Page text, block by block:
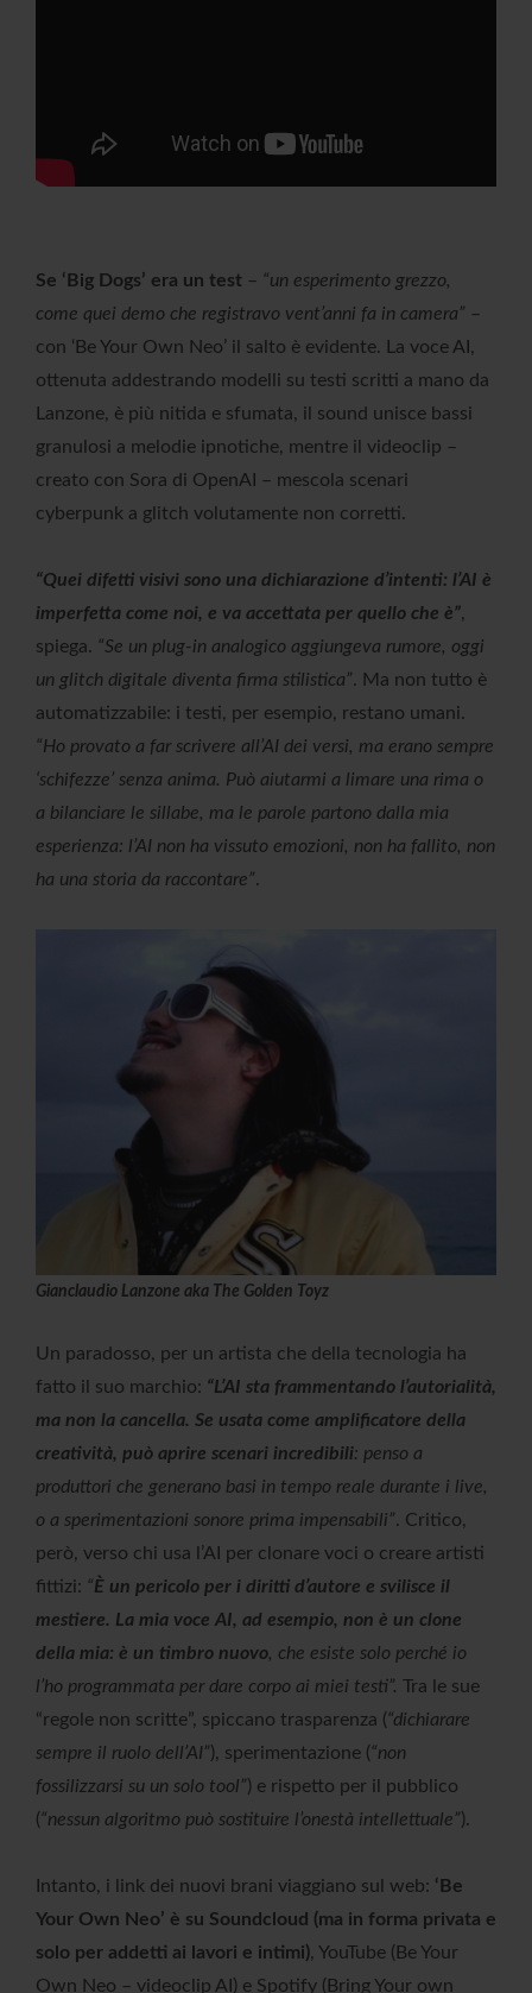
Se ‘Big Dogs’ era un test – “un esperimento grezzo,
come quei demo che registravo vent’anni fa in camera” –
con ‘Be Your Own Neo’ il salto è evidente. La voce AI,
ottenuta addestrando modelli su testi scritti a mano da
Lanzone, è più nitida e sfumata, il sound unisce bassi
granulosi a melodie ipnotiche, mentre il videoclip –
creato con Sora di OpenAI – mescola scenari
cyberpunk a glitch volutamente non corretti.
“Quei difetti visivi sono una dichiarazione d’intenti: l’AI è
imperfetta come noi, e va accettata per quello che è”,
spiega. “Se un plug-in analogico aggiungeva rumore, oggi
un glitch digitale diventa firma stilistica”. Ma non tutto è
automatizzabile: i testi, per esempio, restano umani.
“Ho provato a far scrivere all’AI dei versi, ma erano sempre
‘schifezze’ senza anima. Può aiutarmi a limare una rima o
a bilanciare le sillabe, ma le parole partono dalla mia
esperienza: l’AI non ha vissuto emozioni, non ha fallito, non
ha una storia da raccontare”.
Gianclaudio Lanzone aka The Golden Toyz
Un paradosso, per un artista che della tecnologia ha
fatto il suo marchio: “L’AI sta frammentando l’autorialità,
ma non la cancella. Se usata come amplificatore della
creatività, può aprire scenari incredibili: penso a
produttori che generano basi in tempo reale durante i live,
o a sperimentazioni sonore prima impensabili”. Critico,
però, verso chi usa l’AI per clonare voci o creare artisti
fittizi: “È un pericolo per i diritti d’autore e svilisce il
mestiere. La mia voce AI, ad esempio, non è un clone
della mia: è un timbro nuovo, che esiste solo perché io
l’ho programmata per dare corpo ai miei testi”. Tra le sue
“regole non scritte”, spiccano trasparenza (“dichiarare
sempre il ruolo dell’AI”), sperimentazione (“non
fossilizzarsi su un solo tool”) e rispetto per il pubblico
(“nessun algoritmo può sostituire l’onestà intellettuale”).
Intanto, i link dei nuovi brani viaggiano sul web: ‘Be
Your Own Neo’ è su Soundcloud (ma in forma privata e
solo per addetti ai lavori e intimi), YouTube (Be Your
Own Neo – videoclip AI) e Spotify (Bring Your own